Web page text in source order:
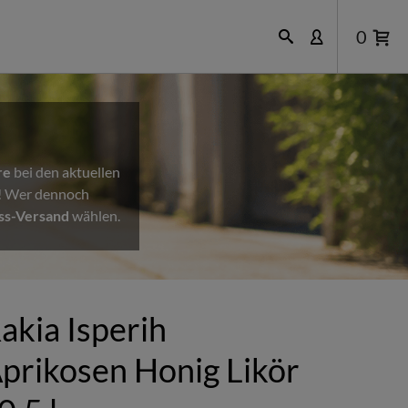
0
bei den aktuellen
Wer dennoch
Versand wählen.
Isperih
Honig Likör